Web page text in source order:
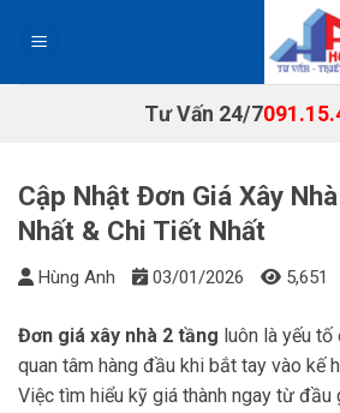
Tư Vấn 24/7
Cập Nhật Đơn Giá Xây
Nhất & Chi Tiết Nhất
Hùng Anh 03/01/2026 5,651
Đơn giá xây nhà 2 tầng luôn là yếu
quan tâm hàng đầu khi bắt tay vào kế
Việc tìm hiểu kỹ giá thành ngay từ đầu